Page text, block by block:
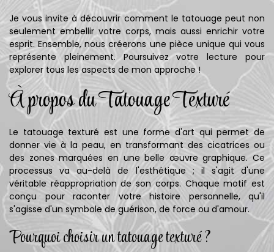
Je vous invite à découvrir comment le tatouage peut non
seulement embellir votre corps, mais aussi enrichir votre
esprit. Ensemble, nous créerons une pièce unique qui vous
représente pleinement. Poursuivez votre lecture pour
explorer tous les aspects de mon approche !
À propos du Tatouage Texturé
Le tatouage texturé est une forme d'art qui permet de
donner vie à la peau, en transformant des cicatrices ou
des zones marquées en une belle œuvre graphique. Ce
processus va au-delà de l'esthétique ; il s'agit d'une
véritable réappropriation de son corps. Chaque motif est
conçu pour raconter votre histoire personnelle, qu'il
s'agisse d'un symbole de guérison, de force ou d'amour.
Pourquoi choisir un tatouage texturé ?